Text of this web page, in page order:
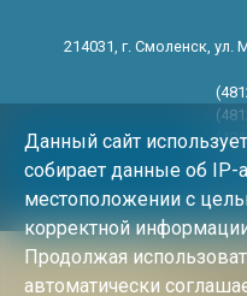
214031, г. Смоленск,
Год
Политика
Данный сайт
собирает данные об IP-
местоположении с
корректной
Продолжая
автоматически